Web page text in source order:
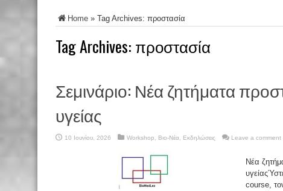
Home » Tag Archives: προστασία
Tag Archives: προστασία
Σεμινάριο: Νέα ζητήματα
υγείας
10 Ιουνίου, 2026 Workshop Βιο-Νέα Εκδηλώσεις Leave a comment
Νέα
course,